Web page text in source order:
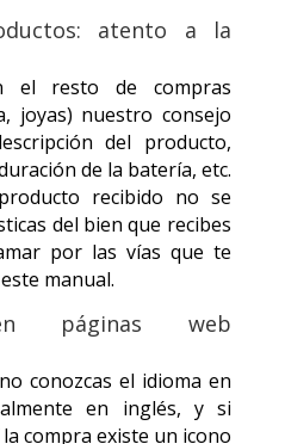
atento a la
el resto de compras
joyas) nuestro consejo
del producto,
de la batería, etc.
recibido no se
del bien que recibes
por las vías que te
manual.
páginas web
conozcas el idioma en
en inglés, y si
compra existe un icono